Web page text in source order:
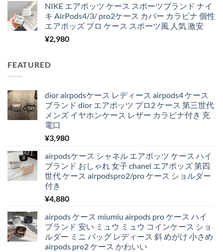
NIKE エアポッツ ケース スポーツブランド ナイ
キ AirPods4/3/ pro2ケース カバー カラビナ 個性
エアポッズ プロ ケース スポーツ風 人気 激安
¥2,980
FEATURED
dior airpodsケース レディース airpods4 ケース
ブランド dior エアポッツ プロ2 ケース 第三世代
メンズ イヤホンケース レザー カラビナ付き 充
電口
¥3,980
airpodsケース シャネル エアポッツ ケース ハイ
ブランド おしゃれ 女子 chanel エアポッズ 第四
世代 ケース airpodspro2/pro ケース ショルダー
付き
¥4,880
airpods ケース miumiu airpods pro ケース ハイ
ブランド 安い ミュウ ミュウ コインケース ショ
ルダー ミニ バッグ レディース 斜 めがけ 小さめ
airpods pro2 ケース かわいい